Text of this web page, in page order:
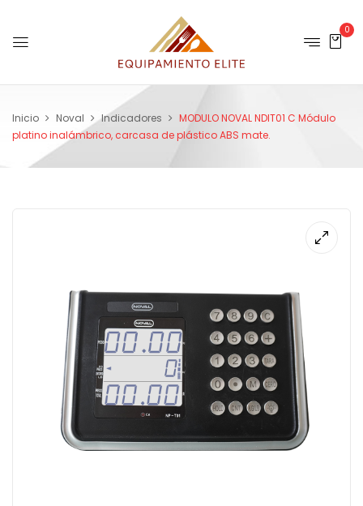
0
Inicio Noval Indicadores
MODULO NOVAL NDIT01 C Módulo
platino inalámbrico, carcasa de plástico ABS mate.